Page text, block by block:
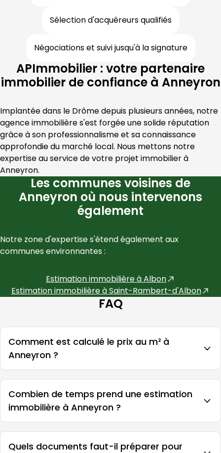
Sélection d'acquéreurs qualifiés
Négociations et suivi jusqu'à la signature
APImmobilier : votre partenaire
immobilier de confiance à Anneyron
Implantée dans le Drôme depuis plusieurs années, notre
agence immobilière s'est forgée une solide réputation
grâce à son professionnalisme et sa connaissance
approfondie du marché local. Nous mettons notre
Anneyron.
Les communes voisines de
Anneyron où nous intervenons
également
Notre zone d'expertise s'étend également aux
communes environnantes :
Estimation immobilière àAlbon
Estimation immobilière àSaint-Rambert-d'Albon
FAQ
Comment est calculé le prix au m² à
Anneyron ?
Combien de temps prend une estimation
immobilière à Anneyron ?
Quels documents faut-il préparer pour